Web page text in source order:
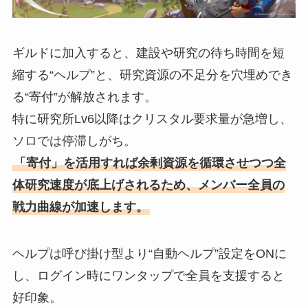
ギルドに加入すると、建設や研究の待ち時間を短
縮する“ヘルプ”と、研究資源の不足分を穴埋めでき
る“寄付”が解放されます。
特に研究所Lv6以降はクリスタル要求量が急増し、
ソロでは停滞しがち。
「寄付」を活用すれば余剰資源を循環させつつ全
体研究速度が底上げされるため、メンバー全員の
戦力曲線が加速します。
ヘルプは呼び掛け型より“自動ヘルプ”設定をONに
し、ログイン時にワンタップで全員を支援すると
好印象。